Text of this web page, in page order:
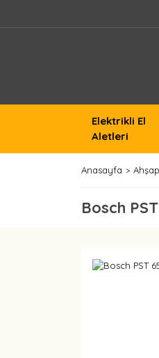
Elektrikli El
Aletleri
Anasayfa
Bosch